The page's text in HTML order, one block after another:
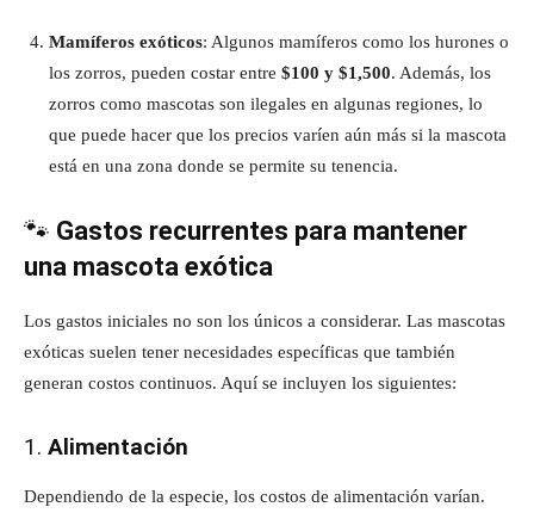
Mamíferos exóticos: Algunos mamíferos como los hurones o
los zorros, pueden costar entre $100 y $1,500. Además, los
zorros como mascotas son ilegales en algunas regiones, lo
que puede hacer que los precios varíen aún más si la mascota
está en una zona donde se permite su tenencia.
🐾 Gastos recurrentes para mantener
una mascota exótica
Los gastos iniciales no son los únicos a considerar. Las mascotas
exóticas suelen tener necesidades específicas que también
generan costos continuos. Aquí se incluyen los siguientes:
1. Alimentación
Dependiendo de la especie, los costos de alimentación varían.